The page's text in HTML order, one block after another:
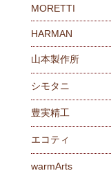
MORETTI
HARMAN
山本製作所
シモタニ
豊実精工
エコティ
warmArts